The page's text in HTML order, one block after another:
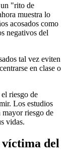
un "rito de
muestra lo
acosados como
negativos del
tal vez eviten
en clase o
riesgo de
Los estudios
mayor riesgo de
vidas.
víctima del